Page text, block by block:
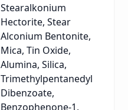
Stearalkonium
Hectorite, Stear
Alconium Bentonite,
Mica, Tin Oxide,
Alumina, Silica,
Trimethylpentanedyl
Dibenzoate,
Benzophenone-1,